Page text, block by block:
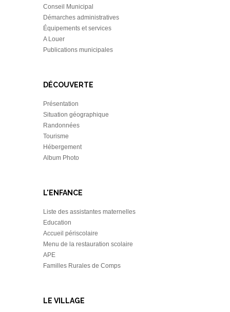
Conseil Municipal
Démarches administratives
Équipements et services
A Louer
Publications municipales
DÉCOUVERTE
Présentation
Situation géographique
Randonnées
Tourisme
Hébergement
Album Photo
L'ENFANCE
Liste des assistantes maternelles
Education
Accueil périscolaire
Menu de la restauration scolaire
APE
Familles Rurales de Comps
LE VILLAGE